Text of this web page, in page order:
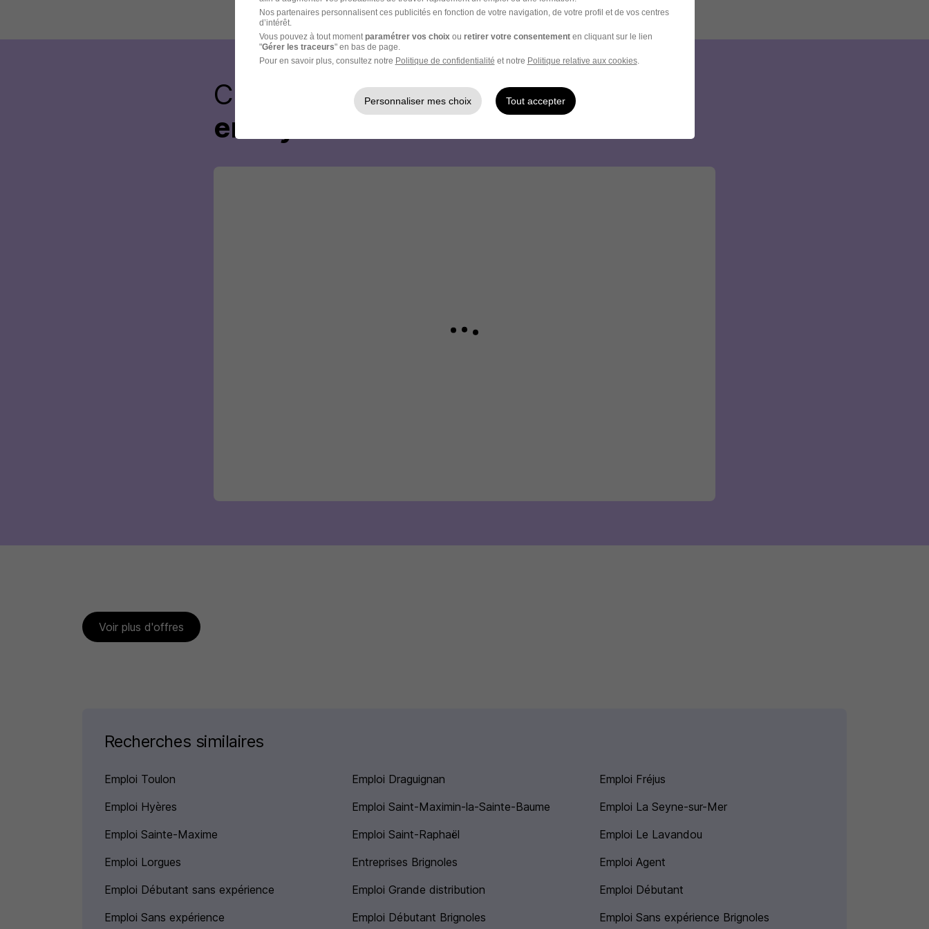
Créez votre compte Hellowork et
envoyez votre candidature !
Voir plus d'offres
Recherches similaires
Emploi Toulon Emploi Draguignan
Emploi Fréjus
Emploi Hyères
Emploi Saint-Maximin-la-Sainte-Baume
Emploi La Seyne-sur-Mer
Emploi Sainte-Maxime
Emploi Saint-Raphaël
Emploi Le Lavandou
Emploi Lorgues
Entreprises Brignoles
Emploi Agent
Emploi Débutant sans expérience
Emploi Grande distribution
Emploi Débutant
Emploi Sans expérience
Emploi Débutant Brignoles Emploi Sans expérience Brignoles
Nos partenaires personnalisent ces publicités en fonction de votre navigation, de votre profil et de vos centres
d’intérêt.
Vous pouvez à tout moment paramétrer vos choix ou retirer votre consentementen cliquant sur le lien
"Gérer les traceurs" en bas de page.
Pour en savoir plus, consultez notre Politique de confidentialité et notre Politique relative aux cookies.
Personnaliser mes choix Tout accepter